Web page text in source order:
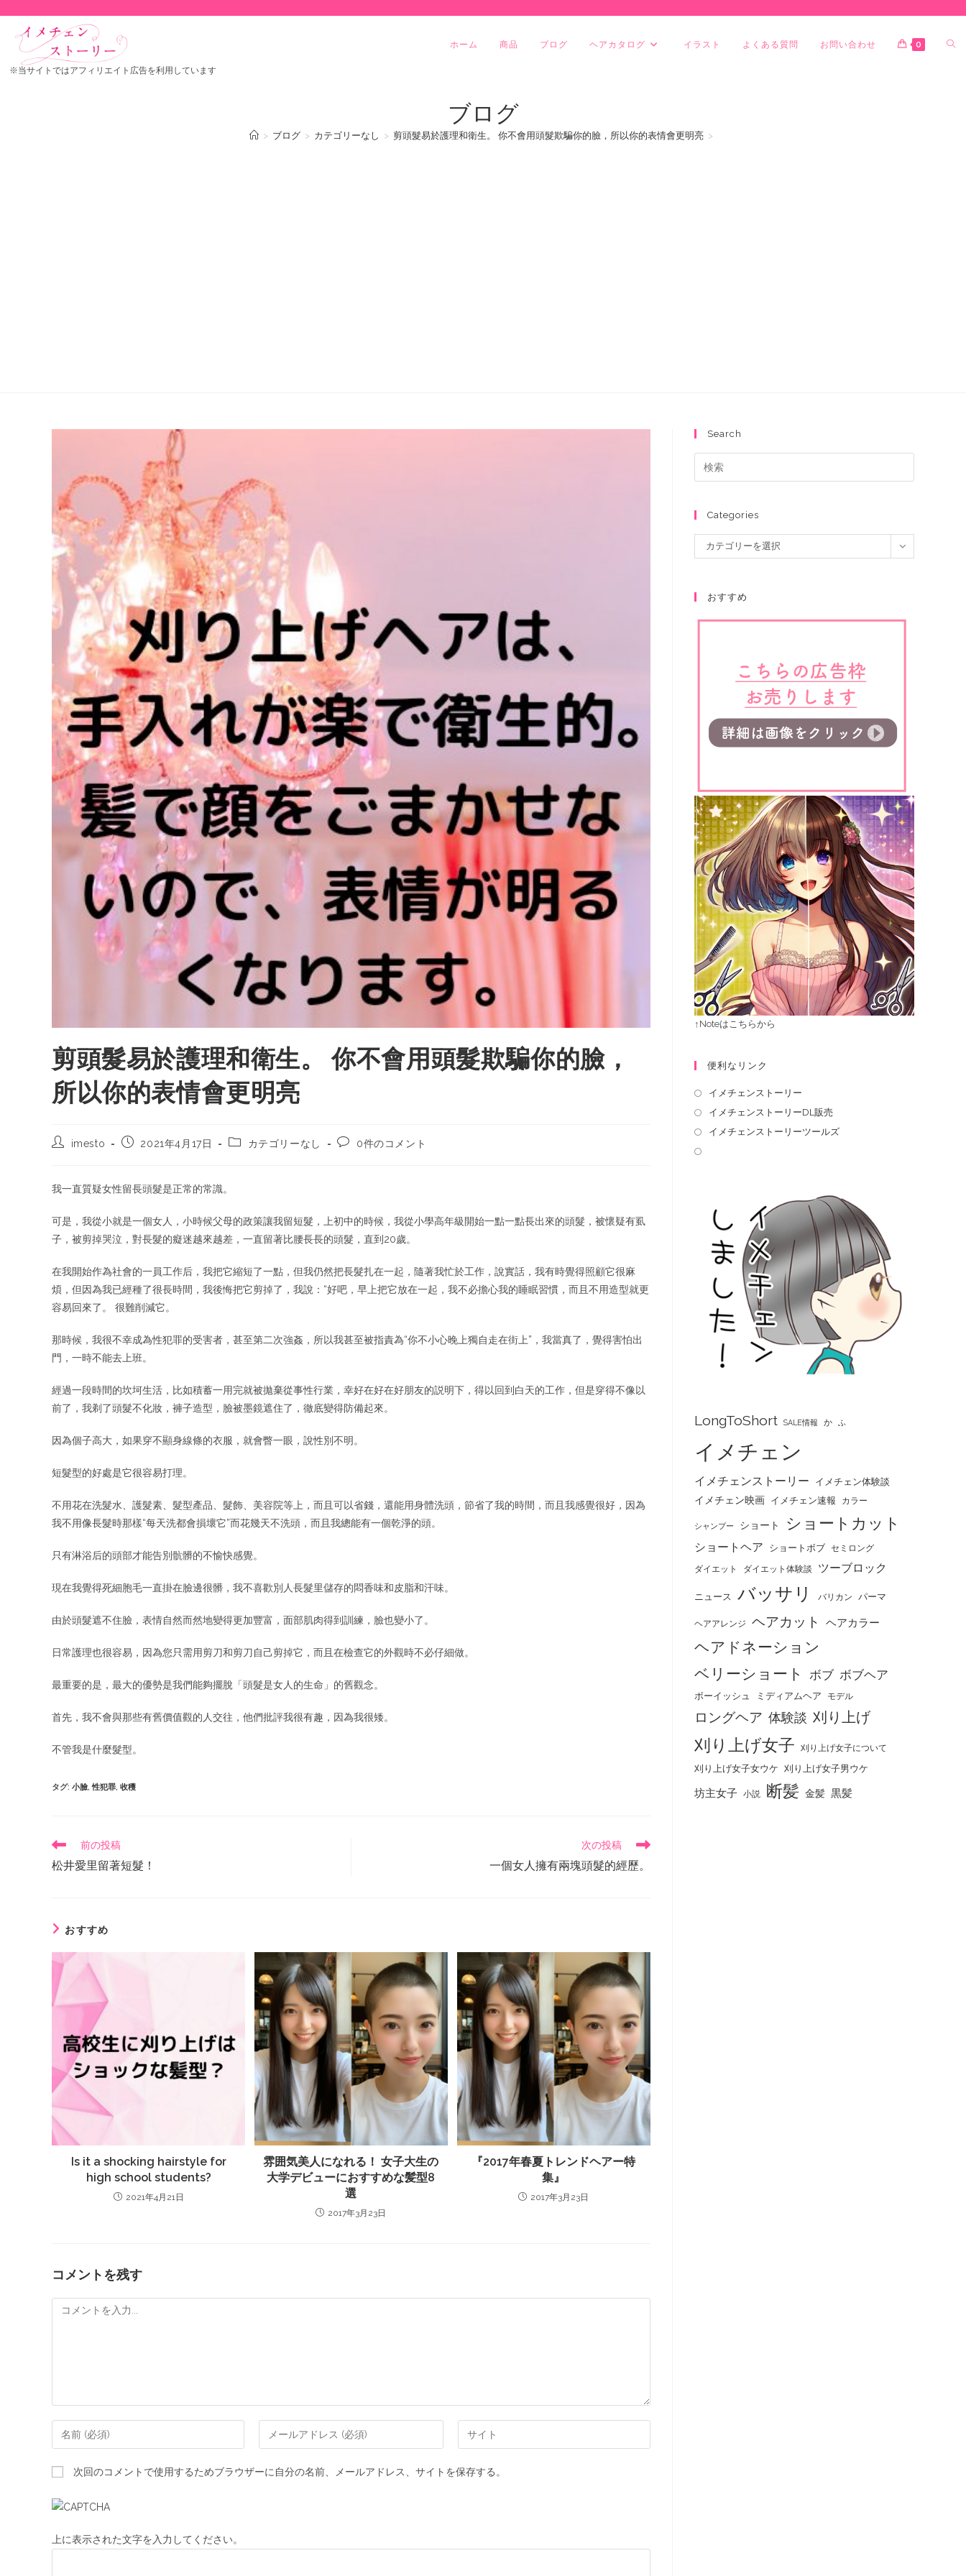
※当サイトではアフィリエイト広告を利用しています
ホーム 商品 ブログ ヘアカタログ イラスト よくある質問 お問い合わせ 0
ブログ
> ブログ > カテゴリーなし > 剪頭髮易於護理和衛生。 你不會用頭髮欺騙你的臉，所以你的表情會更明亮 >
剪頭髮易於護理和衛生。 你不會用頭髮欺騙你的臉，
所以你的表情會更明亮
imesto 2021年4月17日 カテゴリーなし 0件のコメント
我一直質疑女性留長頭髮是正常的常識。
可是，我從小就是一個女人，小時候父母的政策讓我留短髮，上初中的時候，我從小學高年級開始一點一點長出來的頭髮，被懷疑有虱
子，被剪掉哭泣，對長髮的癡迷越來越差，一直留著比腰長長的頭髮，直到20歲。
在我開始作為社會的一員工作后，我把它縮短了一點，但我仍然把長髮扎在一起，隨著我忙於工作，說實話，我有時覺得照顧它很麻
煩，但因為我已經種了很長時間，我後悔把它剪掉了，我說：“好吧，早上把它放在一起，我不必擔心我的睡眠習慣，而且不用造型就更
容易回來了。 很難削減它。
那時候，我很不幸成為性犯罪的受害者，甚至第二次強姦，所以我甚至被指責為“你不小心晚上獨自走在街上”，我當真了，覺得害怕出
門，一時不能去上班。
經過一段時間的坎坷生活，比如積蓄一用完就被拋棄從事性行業，幸好在好在好朋友的説明下，得以回到白天的工作，但是穿得不像以
前了，我剃了頭髮不化妝，褲子造型，臉被墨鏡遮住了，徹底變得防備起來。
因為個子高大，如果穿不顯身線條的衣服，就會瞥一眼，說性別不明。
短髮型的好處是它很容易打理。
不用花在洗髮水、護髮素、髮型產品、髮飾、美容院等上，而且可以省錢，還能用身體洗頭，節省了我的時間，而且我感覺很好，因為
我不用像長髮時那樣“每天洗都會損壞它”而花幾天不洗頭，而且我總能有一個乾淨的頭。
只有淋浴后的頭部才能告別骯髒的不愉快感覺。
現在我覺得死細胞毛一直掛在臉邊很髒，我不喜歡別人長髮里儲存的悶香味和皮脂和汗味。
由於頭髮遮不住臉，表情自然而然地變得更加豐富，面部肌肉得到訓練，臉也變小了。
日常護理也很容易，因為您只需用剪刀和剪刀自己剪掉它，而且在檢查它的外觀時不必仔細做。
最重要的是，最大的優勢是我們能夠擺脫「頭髮是女人的生命」的舊觀念。
首先，我不會與那些有舊價值觀的人交往，他們批評我很有趣，因為我很矮。
不管我是什麼髮型。
タグ: 小臉, 性犯罪, 收穫
前の投稿
松井愛里留著短髮！
次の投稿
一個女人擁有兩塊頭髮的經歷。
おすすめ
Is it a shocking hairstyle for
high school students?
2021年4月21日
雰囲気美人になれる！ 女子大生の
大学デビューにおすすめな髪型8
選
2017年3月23日
『2017年春夏トレンドヘアー特
集』
2017年3月23日
コメントを残す
次回のコメントで使用するためブラウザーに自分の名前、メールアドレス、サイトを保存する。
上に表示された文字を入力してください。
Search
Categories
カテゴリーを選択
おすすめ
↑Noteはこちらから
便利なリンク
イメチェンストーリー
イメチェンストーリーDL販売
イメチェンストーリーツールズ
LongToShort SALE情報 か ふ
イメチェン
イメチェンストーリー イメチェン体験談
イメチェン映画 イメチェン速報 カラー
シャンプー ショート ショートカット
ショートヘア ショートボブ セミロング
ダイエット ダイエット体験談 ツーブロック
ニュース バッサリ バリカン パーマ
ヘアアレンジ ヘアカット ヘアカラー
ヘアドネーション
ベリーショート
ボブ ボブヘア
ボーイッシュ ミディアムヘア モデル
ロングヘア 体験談 刈り上げ
刈り上げ女子 刈り上げ女子について
刈り上げ女子女ウケ 刈り上げ女子男ウケ
坊主女子 小説 断髪 金髪 黒髪